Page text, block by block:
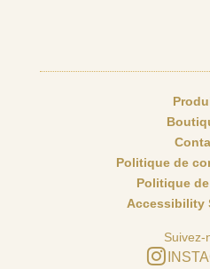
Politique de
Politique
Accessibility
Suivez-